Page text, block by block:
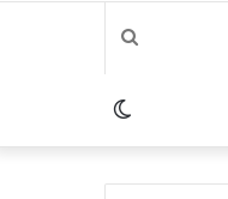
بحث
عنالوضع
المظلم